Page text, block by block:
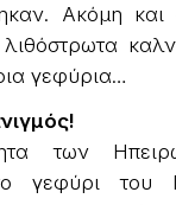
Ακόμη
γεφύρια…
των
γεφύρι του